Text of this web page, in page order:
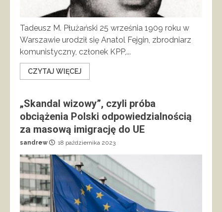
Tadeusz M. Płużański 25 września 1909 roku w
Warszawie urodził się Anatol Fejgin, zbrodniarz
komunistyczny, członek KPP,...
CZYTAJ WIĘCEJ
„Skandal wizowy”, czyli próba
obciążenia Polski odpowiedzialnością
za masową imigrację do UE
sandrew 18 października 2023